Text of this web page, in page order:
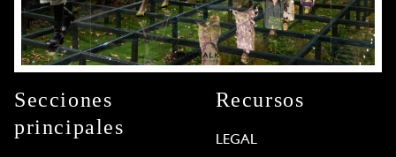
Secciones
principales
Recursos
LEGAL